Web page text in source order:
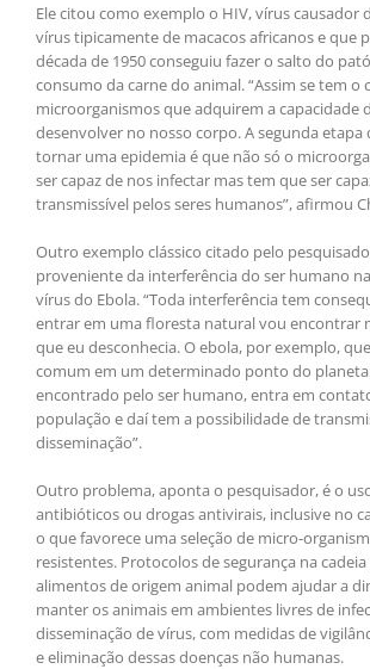
Ele citou como exemplo o HIV, vírus causador
vírus tipicamente de macacos africanos e que
década de 1950 conseguiu fazer o salto do
consumo da carne do animal. “Assim se tem o
microorganismos que adquirem a capacidade
desenvolver no nosso corpo. A segunda etapa
tornar uma epidemia é que não só o
ser capaz de nos infectar mas tem que ser
transmissível pelos seres humanos”, afirmou
Outro exemplo clássico citado pelo
proveniente da interferência do ser humano
vírus do Ebola. “Toda interferência tem
entrar em uma floresta natural vou encontrar
que eu desconhecia. O ebola, por exemplo,
comum em um determinado ponto do
encontrado pelo ser humano, entra em
população e daí tem a possibilidade de
disseminação”.
Outro problema, aponta o pesquisador, é o
antibióticos ou drogas antivirais, inclusive no
o que favorece uma seleção de micro-
resistentes. Protocolos de segurança na
alimentos de origem animal podem ajudar a
manter os animais em ambientes livres de
disseminação de vírus, com medidas de
e eliminação dessas doenças não humanas.